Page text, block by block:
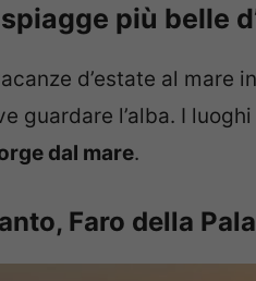
più belle
d’estate al mare
guardare l’alba. I
dal mare.
Faro della